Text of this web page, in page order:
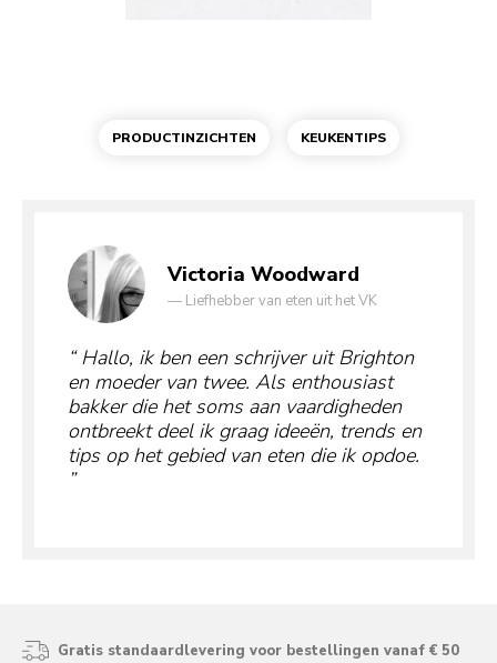
PRODUCTINZICHTEN KEUKENTIPS
Victoria Woodward
— Liefhebber van eten uit het VK
Hallo, ik ben een schrijver uit Brighton
en moeder van twee. Als enthousiast
bakker die het soms aan vaardigheden
ontbreekt deel ik graag ideeën, trends en
tips op het gebied van eten die ik opdoe.
Gratis standaardlevering voor bestellingen vanaf € 50